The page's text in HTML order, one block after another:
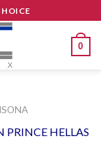
0
HELLAS